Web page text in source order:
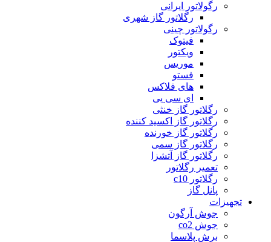
رگولاتور ایرانی
رگلاتور گاز شهری
رگولاتور چینی
فیتوک
ویکتور
موریس
فستو
های فلاکس
ای سی یی
رگلاتور گاز خنثی
رگلاتور گاز اکسید کننده
رگلاتور گاز خورنده
رگلاتور گاز سمی
رگلاتور گاز آتشزا
تعمیر رگلاتور
رگلاتور c10
پانل گاز
تجهیزات
جوش آرگون
جوش co2
برش پلاسما